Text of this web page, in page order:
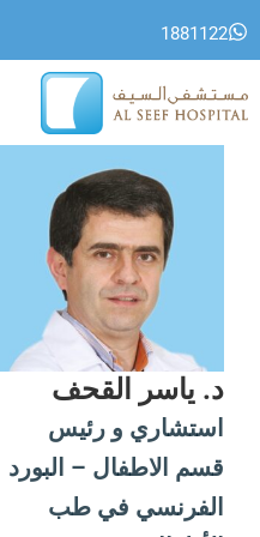
إلى 1881122
د. ياسر القحف
استشاري و رئيس
قسم الاطفال – البورد
الفرنسي في طب